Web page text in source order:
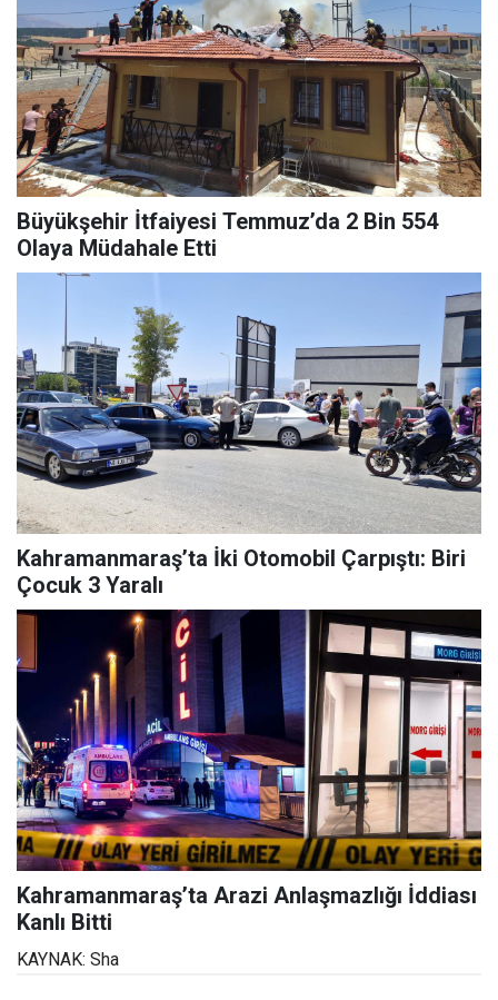
Büyükşehir İtfaiyesi Temmuz’da 2 Bin 554
Olaya Müdahale Etti
Kahramanmaraş’ta İki Otomobil Çarpıştı: Biri
Çocuk 3 Yaralı
Kahramanmaraş’ta Arazi Anlaşmazlığı İddiası
Kanlı Bitti
KAYNAK: Sha